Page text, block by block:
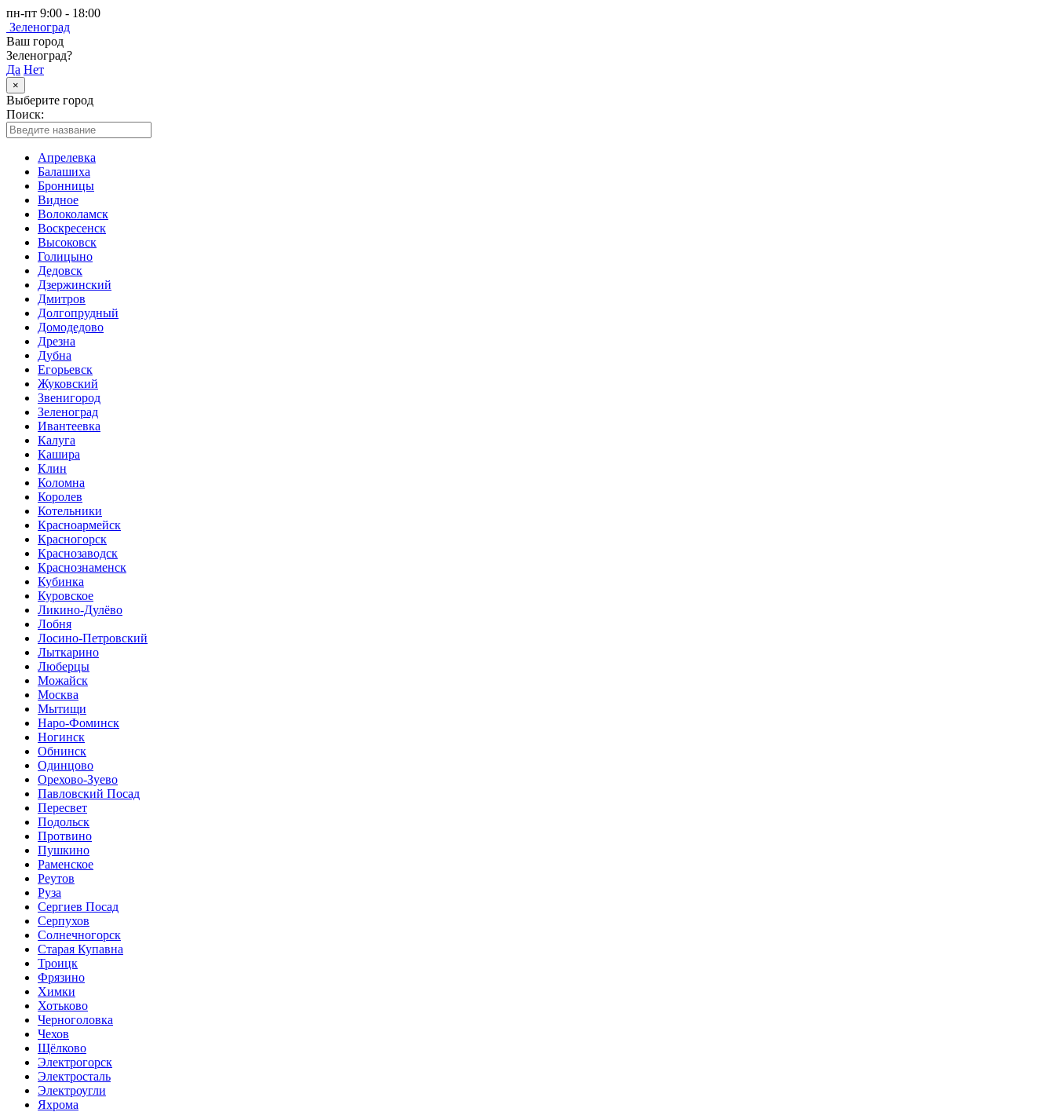
пн-пт 9:00 - 18:00
Зеленоград
Ваш город
Зеленоград?
Да Нет
×
Выберите город
Поиск:
Апрелевка
Балашиха
Бронницы
Видное
Волоколамск
Воскресенск
Высоковск
Голицыно
Дедовск
Дзержинский
Дмитров
Долгопрудный
Домодедово
Дрезна
Дубна
Егорьевск
Жуковский
Звенигород
Зеленоград
Ивантеевка
Калуга
Кашира
Клин
Коломна
Королев
Котельники
Красноармейск
Красногорск
Краснозаводск
Краснознаменск
Кубинка
Куровское
Ликино-Дулёво
Лобня
Лосино-Петровский
Лыткарино
Люберцы
Можайск
Москва
Мытищи
Наро-Фоминск
Ногинск
Обнинск
Одинцово
Орехово-Зуево
Павловский Посад
Пересвет
Подольск
Протвино
Пушкино
Раменское
Реутов
Руза
Сергиев Посад
Серпухов
Солнечногорск
Старая Купавна
Троицк
Фрязино
Химки
Хотьково
Черноголовка
Чехов
Щёлково
Электрогорск
Электросталь
Электроугли
Яхрома